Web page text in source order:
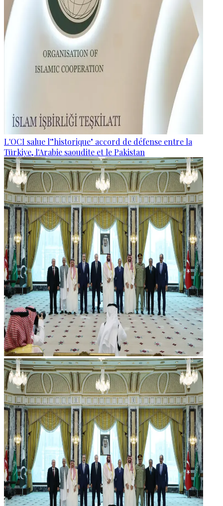
L'OCI salue l'"historique" accord de défense entre la
Türkiye, l'Arabie saoudite et le Pakistan